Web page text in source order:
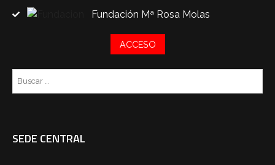
Fundación Mª Rosa Molas
ACCESO
SEDE CENTRAL